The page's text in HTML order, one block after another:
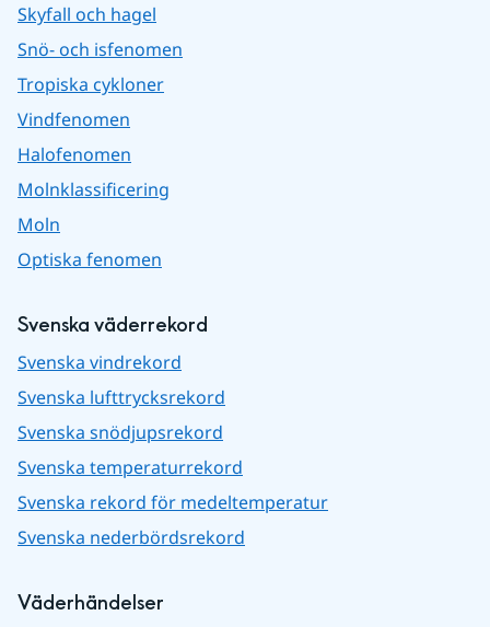
Skyfall och hagel
Snö- och isfenomen
Tropiska cykloner
Vindfenomen
Halofenomen
Molnklassificering
Moln
Optiska fenomen
Svenska väderrekord
Svenska vindrekord
Svenska lufttrycksrekord
Svenska snödjupsrekord
Svenska temperaturrekord
Svenska rekord för medeltemperatur
Svenska nederbördsrekord
Väderhändelser